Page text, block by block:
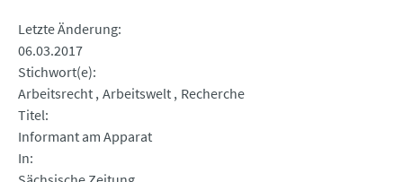
Letzte Änderung
06.03.2017
Stichwort(e)
Arbeitsrecht Arbeitswelt Recherche
Titel
Informant am Apparat
In